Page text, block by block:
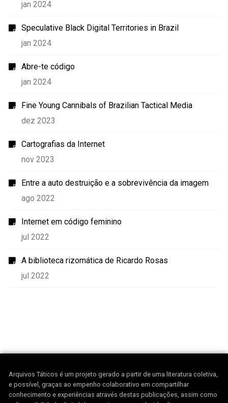
jan 2024
Speculative Black Digital Territories in Brazil
jan 2024
Abre-te código
jan 2024
Fine Young Cannibals of Brazilian Tactical Media
dez 2023
Cartografias da Internet
nov 2023
Entre a auto destruição e a sobrevivência da imagem
ago 2022
Internet em código feminino
jul 2022
A biblioteca rizomática de Ricardo Rosas
jul 2022
Arquivos Táticos é um projeto gerado a partir de uma literatura coletiva,
e possível, graças ao empenho colaborativo em compartilhar
conhecimento e experiências através destas publicações, assim como